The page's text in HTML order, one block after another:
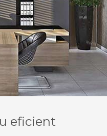
eficient